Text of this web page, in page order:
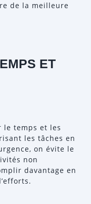
de la meilleure
ET
le temps et les
les tâches en
on évite le
non
davantage en